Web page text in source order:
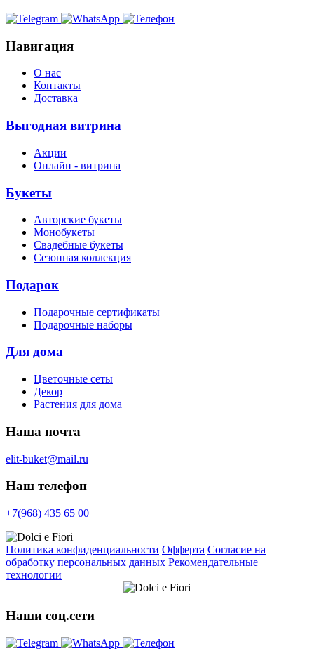
Навигация
О нас
Контакты
Доставка
Выгодная витрина
Акции
Онлайн - витрина
Букеты
Авторские букеты
Монобукеты
Свадебные букеты
Сезонная коллекция
Подарок
Подарочные сертификаты
Подарочные наборы
Для дома
Цветочные сеты
Декор
Растения для дома
Наша почта
elit-buket@mail.ru
Наш телефон
+7(968) 435 65 00
Политика конфиденциальности Офферта Согласие на
обработку персональных данных Рекомендательные
технологии
Наши соц.сети